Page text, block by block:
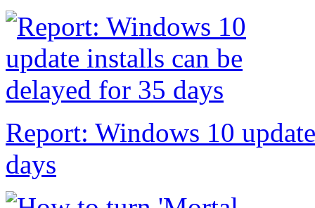
Report: Windows 10
days